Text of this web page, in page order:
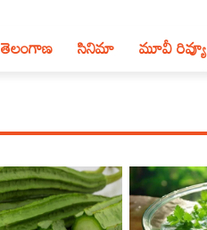
తెలంగాణ‌ సినిమా మూవీ రివ్యూ